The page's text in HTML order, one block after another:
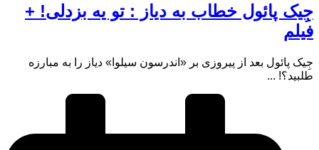
جِیک پائول خطاب به دیاز : تو یه بزدلی! +
فیلم
جِیک پائول بعد از پیروزی بر «اندرسون سیلوا» دیاز را به مبارزه
طلبید؟! ...